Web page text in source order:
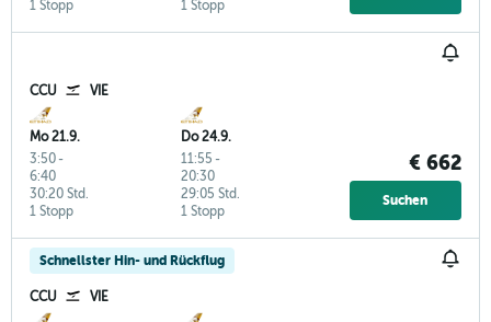
1 Stopp 1 Stopp
CCU VIE
Mo 21.9.
3:50-
6:40
1 Stopp
30:20 Std.
Do 24.9.
11:55 -
20:30
1 Stopp
29:05 Std.
€ 662
Suchen
Schnellster Hin- und Rückflug
CCU VIE